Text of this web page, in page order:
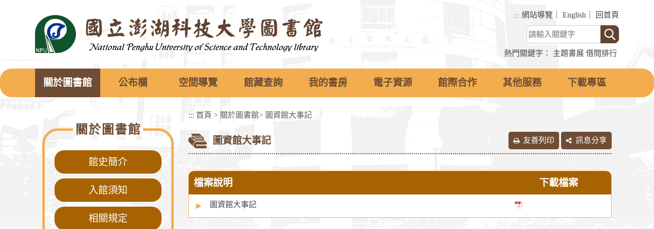
區
塊
::: 網站導覽 English 回首頁
熱門關鍵字： 主題書展 借閱排行
關於圖書館 公布欄 空間導覽 館藏查詢 我的書房 電子資源 館際合作 其他服務 下載專區
:::
關於圖書館
館史簡介
入館須知
相關規定
::: 首頁 > 關於圖書館> 圖資館大事記
圖資館大事記 友善列印 訊息分享
檔案說明 下載檔案
圖資館大事記